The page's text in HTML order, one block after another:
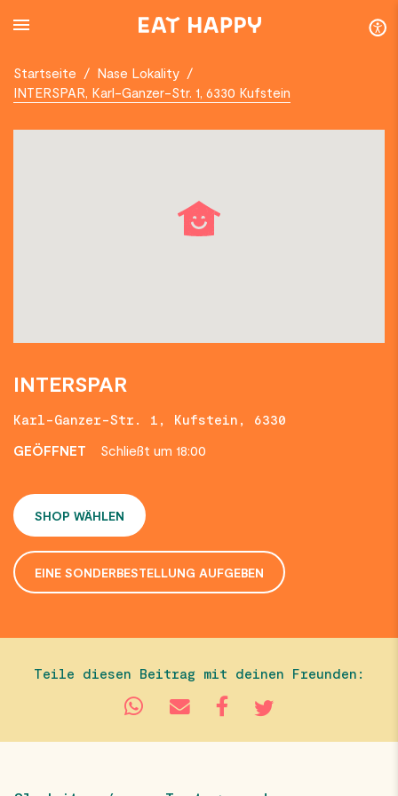
TO
Startseite / Nase Lokality /
INTERSPAR, Karl-Ganzer-Str. 1, 6330 Kufstein
INTERSPAR
Karl-Ganzer-Str. 1, Kufstein, 6330
GEÖFFNET
Schließt um 18:00
SHOP WÄHLEN
EINE SONDERBESTELLUNG AUFGEBEN
Teile diesen Beitrag mit deinen Freunden: